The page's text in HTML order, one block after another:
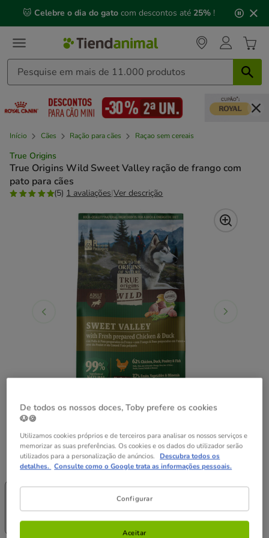
mensagem,
🐱 Celebre o dia do gato com descontos até 25% !
Início Cães Ração para cães Raçao sem cereais
True Origins
True Origins Wild Sweet Valley ração de frango com
pato para cães
(5) 1 avaliações|Ver descrição
Peso:12 kg
25.49€
(8.50€ / kg)
68.19€
(5.68€ / kg)
De todos os nossos doces, Toby prefere os cookies
🐶🍪
Utilizamos cookies próprios e de terceiros para analisar os nossos serviços e
memorizar as suas preferências. Os cookies e os dados do utilizador serão
utilizados para a personalização de anúncios. Descubra todos os
detalhes. Consulte como o Google trata as informações pessoais.
Configurar
Aceitar